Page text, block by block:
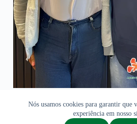
Nós usamos cookies para garantir que
experiência em nosso
Copyright © 2026 - Santa Casa de Três